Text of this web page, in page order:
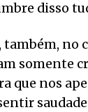
disso
também, no
somente
que nos